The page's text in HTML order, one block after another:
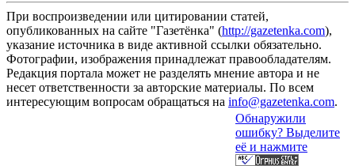
При воспроизведении или цитировании статей,
опубликованных на сайте "Газетёнка" (http://gazetenka.com),
указание источника в виде активной ссылки обязательно.
Фотографии, изображения принадлежат правообладателям.
Редакция портала может не разделять мнение автора и не
несет ответственности за авторские материалы. По всем
интересующим вопросам обращаться на info@gazetenka.com.
Обнаружили
ошибку? Выделите
её и нажмите